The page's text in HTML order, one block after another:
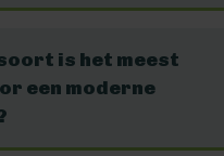
is het meest
een moderne